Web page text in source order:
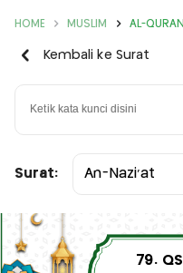
HOME MUSLIM AL-QURAN
Kembali ke Surat
Surat: An-Nazi'at
79.